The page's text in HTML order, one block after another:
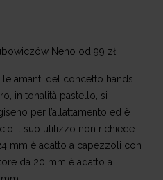
Neno od 99 zł
amanti del concetto hands
in tonalità pastello, si
per l’allattamento ed è
il suo utilizzo non richiede
mm è adatto a capezzoli con
da 20 mm è adatto a